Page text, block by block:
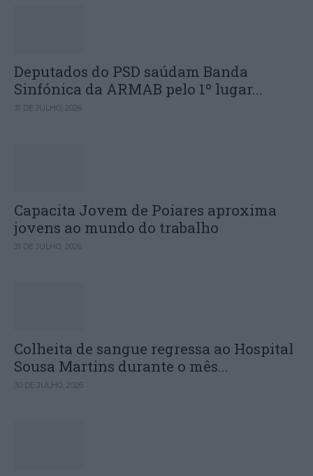
Deputados do PSD saúdam Banda
Sinfónica da ARMAB pelo 1º lugar...
31 DE JULHO, 2026
Capacita Jovem de Poiares aproxima
jovens ao mundo do trabalho
31 DE JULHO, 2026
Colheita de sangue regressa ao Hospital
Sousa Martins durante o mês...
30 DE JULHO, 2026